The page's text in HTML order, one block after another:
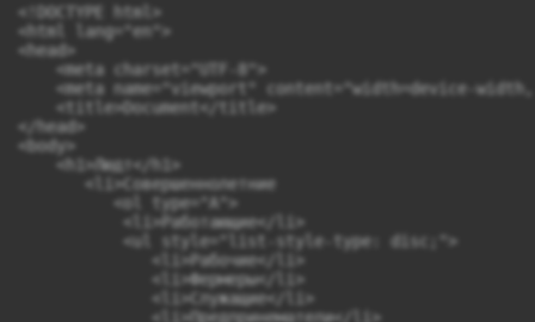
<!DOCTYPE html>
<html lang="en">
<head>
    <meta charset="UTF-8">
<meta name="viewport" content="width=device-
    <title>Document</title>
</head>
<body>
    <h1>Людт</h1>
       <li>Совершеннолетние
          <ol type="A">
           <li>Работающие</li>
           <ul style="list-style-type: disc;">
              <li>Рабочие</li>
              <li>Фермеры</li>
              <li>Служащие</li>
              <li>Предпринематели</li>